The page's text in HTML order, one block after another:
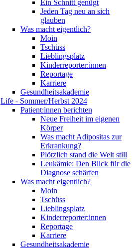
Ein Schnitt genügt
Jeden Tag neu an sich
glauben
Was macht eigentlich?
Moin
Tschüss
Lieblingsplatz
Kinderreporter:innen
Reportage
Karriere
Gesundheitsakademie
Life - Sommer/Herbst 2024
Patient:innen berichten
Neue Freiheit im eigenen
Körper
Was macht Adipositas zur
Erkrankung?
Plötzlich stand die Welt still
Leukämie: Den Blick für die
Diagnose schärfen
Was macht eigentlich?
Moin
Tschüss
Lieblingsplatz
Kinderreporter:innen
Reportage
Karriere
Gesundheitsakademie